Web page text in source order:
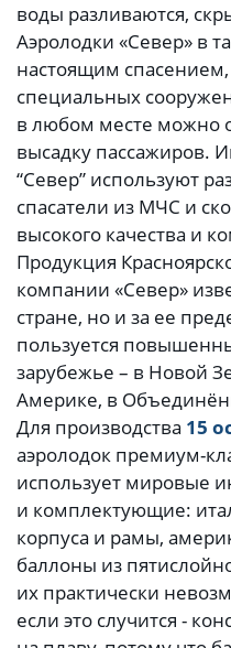
воды разливаются,
Аэролодки «Север» в
настоящим
специальных
в любом месте можно
высадку пассажиров.
“Север” используют
спасатели из МЧС и
высокого качества и
Продукция
компании «Север»
стране, но и за ее
пользуется
зарубежье – в Новой
Америке, в
Для производства 15
аэролодок премиум-
использует мировые
и комплектующие:
корпуса и рамы,
баллоны из
их практически
если это случится -